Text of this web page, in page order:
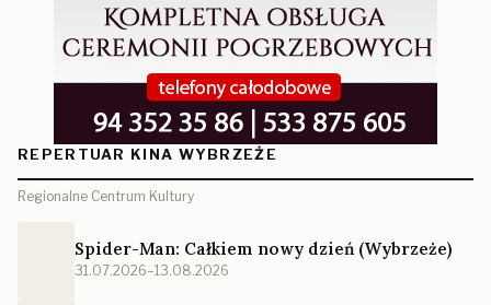
REPERTUAR KINA WYBRZEŻE
Regionalne Centrum Kultury
Spider-Man: Całkiem nowy dzień (Wybrzeże)
31.07.2026–13.08.2026